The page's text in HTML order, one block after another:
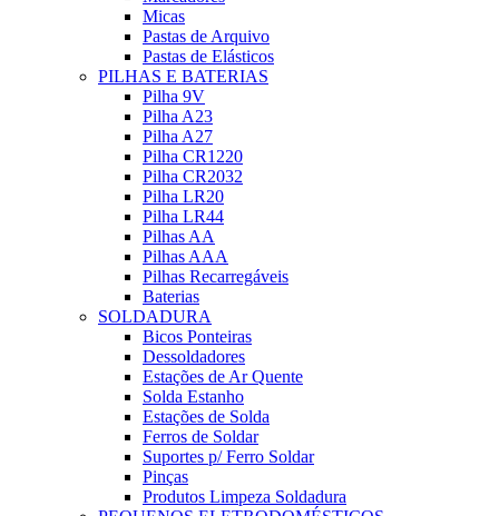
Micas
Pastas de Arquivo
Pastas de Elásticos
PILHAS E BATERIAS
Pilha 9V
Pilha A23
Pilha A27
Pilha CR1220
Pilha CR2032
Pilha LR20
Pilha LR44
Pilhas AA
Pilhas AAA
Pilhas Recarregáveis
Baterias
SOLDADURA
Bicos Ponteiras
Dessoldadores
Estações de Ar Quente
Solda Estanho
Estações de Solda
Ferros de Soldar
Suportes p/ Ferro Soldar
Pinças
Produtos Limpeza Soldadura